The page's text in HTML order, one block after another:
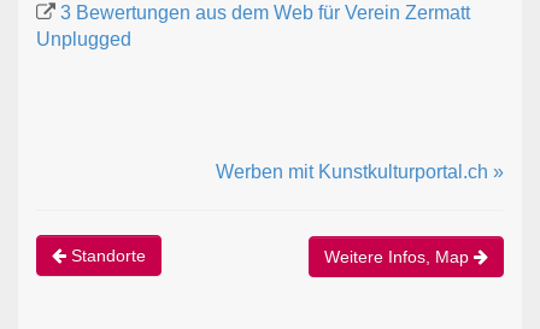
3 Bewertungen aus dem Web für Verein Zermatt
Unplugged
Werben mit Kunstkulturportal.ch »
Standorte Weitere Infos, Map